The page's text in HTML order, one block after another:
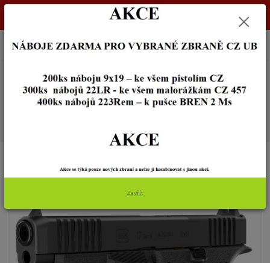
Dostupnost zboží si ověřte na info@zbraneostrava.cz nebo tel.
605056161.
+420 605 056 161 0ks
za 0,00 Kč
Glock 17 Gen6
Zavřít